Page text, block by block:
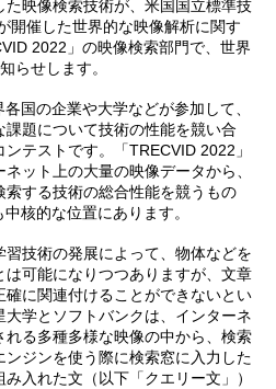
映像検索技術が、米国国立標準技
開催した世界的な映像解析に関す
2022」の映像検索部門で、世界
らせします。
国の企業や大学などが参加して、
題について技術の性能を競い合
テストです。「TRECVID 2022」
ット上の大量の映像データから、
する技術の総合性能を競うもの
核的な位置にあります。
技術の発展によって、物体などを
可能になりつつありますが、文章
確に関連付けることができないとい
学とソフトバンクは、インターネ
れる多種多様な映像の中から、検索
ジンを使う際に検索窓に入力した
入れた文（以下「クエリー文」）